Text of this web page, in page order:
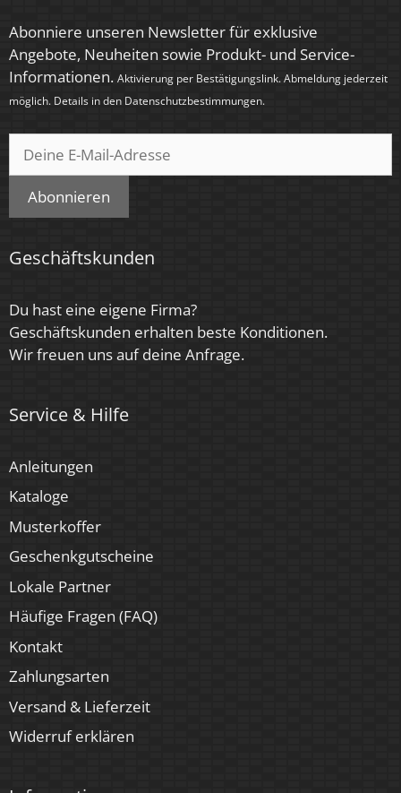
Energieeffizienzklasse
G
Luxvenum
Herstellergarantie
4 Jahre
Abonniere unseren Newsletter für exklusive
Angebote, Neuheiten sowie Produkt- und Service-
Informationen. Aktivierung per Bestätigungslink. Abmeldung jederzeit
möglich. Details in den Datenschutzbestimmungen.
Abonnieren
Geschäftskunden
Du hast eine eigene Firma?
Geschäftskunden erhalten beste Konditionen.
Wir freuen uns auf deine Anfrage.
Service & Hilfe
Anleitungen
Kataloge
Musterkoffer
Geschenkgutscheine
Lokale Partner
Häufige Fragen (FAQ)
Kontakt
Zahlungsarten
Versand & Lieferzeit
Widerruf erklären